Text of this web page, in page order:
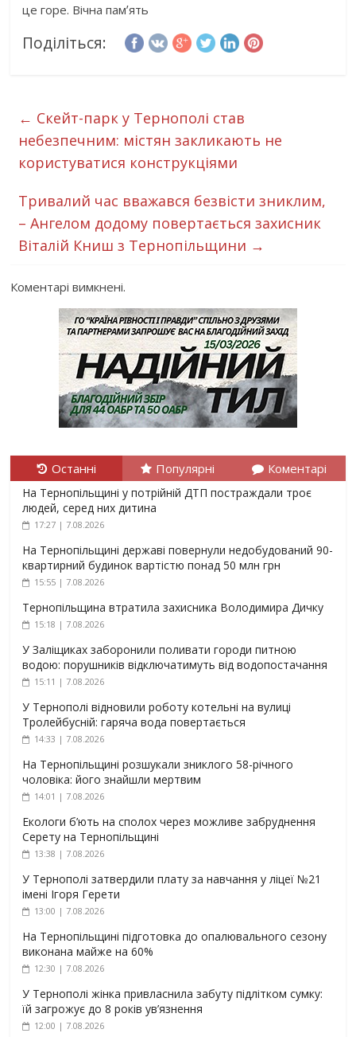
це горе. Вічна памʼять
Поділіться:
← Скейт-парк у Тернополі став
небезпечним: містян закликають не
користуватися конструкціями
Тривалий час вважався безвісти зниклим,
– Ангелом додому повертається захисник
Віталій Книш з Тернопільщини →
Коментарі вимкнені.
Останні Популярні Коментарі
На Тернопільщині у потрійній ДТП постраждали троє
людей, серед них дитина
17:27 | 7.08.2026
На Тернопільщині державі повернули недобудований 90-
квартирний будинок вартістю понад 50 млн грн
15:55 | 7.08.2026
Тернопільщина втратила захисника Володимира Дичку
15:18 | 7.08.2026
У Заліщиках заборонили поливати городи питною
водою: порушників відключатимуть від водопостачання
15:11 | 7.08.2026
У Тернополі відновили роботу котельні на вулиці
Тролейбусній: гаряча вода повертається
14:33 | 7.08.2026
На Тернопільщині розшукали зниклого 58-річного
чоловіка: його знайшли мертвим
14:01 | 7.08.2026
Екологи б’ють на сполох через можливе забруднення
Серету на Тернопільщині
13:38 | 7.08.2026
У Тернополі затвердили плату за навчання у ліцеї №21
імені Ігоря Герети
13:00 | 7.08.2026
На Тернопільщині підготовка до опалювального сезону
виконана майже на 60%
12:30 | 7.08.2026
У Тернополі жінка привласнила забуту підлітком сумку:
їй загрожує до 8 років ув’язнення
12:00 | 7.08.2026